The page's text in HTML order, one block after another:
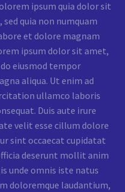
ipsum quia dolor sit
quia non numquam
et dolore magnam
ipsum dolor sit amet,
eiusmod tempor
aliqua. Ut enim ad
ullamco laboris
Duis aute irure
velit esse cillum dolore
sint occaecat cupidatat
deserunt mollit anim
unde omnis iste natus
doloremque laudantium,